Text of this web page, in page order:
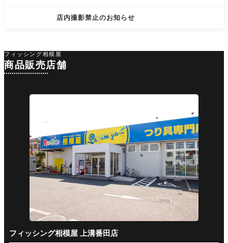
店内撮影禁止のお知らせ
フィッシング相模屋
商品販売店舗
フィッシング相模屋 上溝番田店